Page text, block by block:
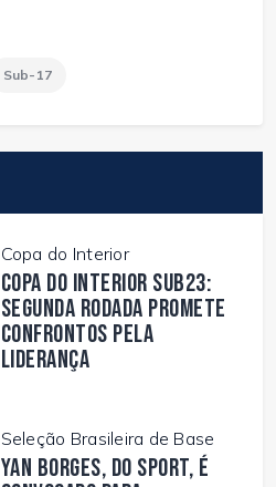
Sub-17
Copa do Interior
Copa do Interior Sub23:
segunda rodada promete
confrontos pela
liderança
Seleção Brasileira de Base
Yan Borges, do Sport, é